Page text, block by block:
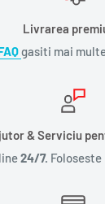
Livrarea
gasiti mai
& Serviciu
24/7.